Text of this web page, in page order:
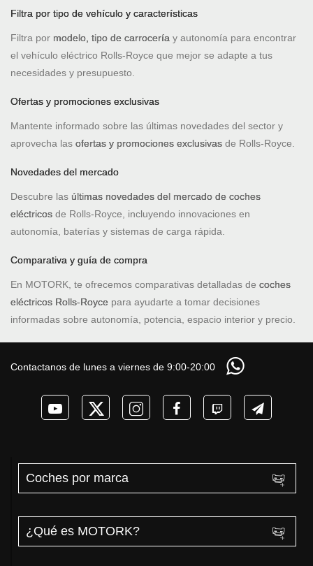
Filtra por tipo de vehículo y características
Filtra por modelo, tipo de carrocería y autonomía para encontrar
el vehículo eléctrico Rolls-Royce que mejor se adapte a tus
necesidades y presupuesto.
Ofertas y promociones exclusivas
Mantente informado sobre las últimas novedades del sector y
aprovecha las ofertas y promociones exclusivas de Rolls-Royce.
Novedades del mercado
Descubre las últimas novedades del mercado de coches
eléctricos de Rolls-Royce, incluyendo innovaciones en
autonomía, baterías y sistemas de carga rápida.
Comparativa y guía de compra
En MOTORK, te ofrecemos comparativas detalladas de coches
eléctricos Rolls-Royce para ayudarte a tomar decisiones
informadas sobre autonomía, potencia, espacio interior y precio.
Contactanos de lunes a viernes de 9:00-20:00
Coches por marca
¿Qué es MOTORK?